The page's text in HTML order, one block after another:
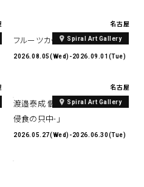
名古屋
Spiral Art Gallery
フルーツカット
2026.08.05(Wed)-2026.09.01(Tue)
名古屋
Spiral Art Gallery
渡邉泰成 個展 「Within Erosion -
侵食の只中-」
2026.05.27(Wed)-2026.06.30(Tue)